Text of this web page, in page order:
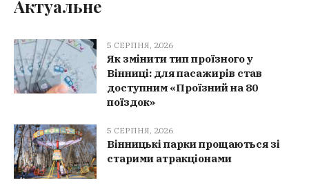
Актуальне
5 СЕРПНЯ, 2026
Як змінити тип проїзного у
Вінниці: для пасажирів став
доступним «Проїзний на 80
поїздок»
5 СЕРПНЯ, 2026
Вінницькі парки прощаються зі
старими атракціонами